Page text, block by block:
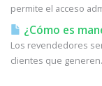
permite el acceso
¿Cómo es
Los revendedores
clientes que